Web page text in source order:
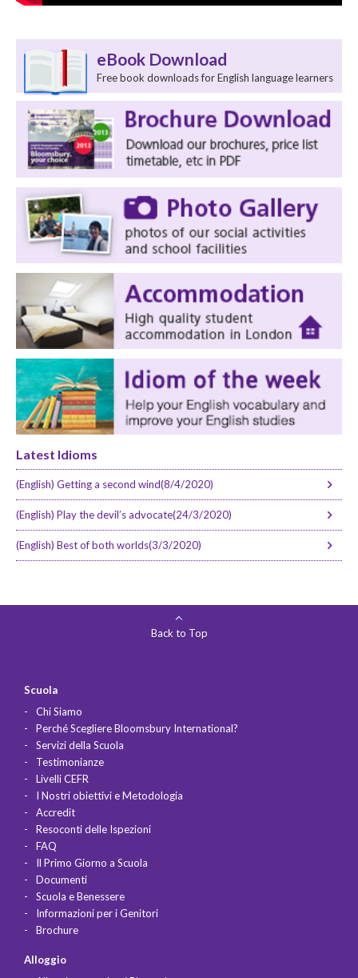
eBook Download
Free book downloads for English language learners
Latest Idioms
(English) Getting a second wind(8/4/2020)
(English) Play the devil’s advocate(24/3/2020)
(English) Best of both worlds(3/3/2020)
Back to Top
Scuola
Chi Siamo
Perché Scegliere Bloomsbury International?
Servizi della Scuola
Testimonianze
Livelli CEFR
I Nostri obiettivi e Metodologia
Accredit
Resoconti delle Ispezioni
FAQ
Il Primo Giorno a Scuola
Documenti
Scuola e Benessere
Informazioni per i Genitori
Brochure
Alloggio